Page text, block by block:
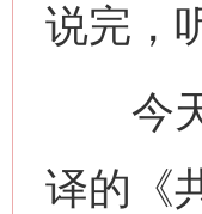
说完，
今天
译的《